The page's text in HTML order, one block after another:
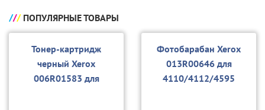
ПОПУЛЯРНЫЕ ТОВАРЫ
Тонер-картридж
черный Xerox
006R01583 для
Фотобарабан Xerox
013R00646 для
4110/4112/4595